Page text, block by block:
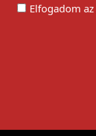
Elfogadom az